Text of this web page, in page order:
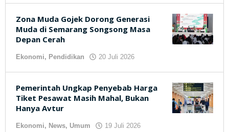
Zona Muda Gojek Dorong Generasi
Muda di Semarang Songsong Masa
Depan Cerah
Ekonomi, Pendidikan 20 Juli 2026
Pemerintah Ungkap Penyebab Harga
Tiket Pesawat Masih Mahal, Bukan
Hanya Avtur
Ekonomi, News, Umum 19 Juli 2026